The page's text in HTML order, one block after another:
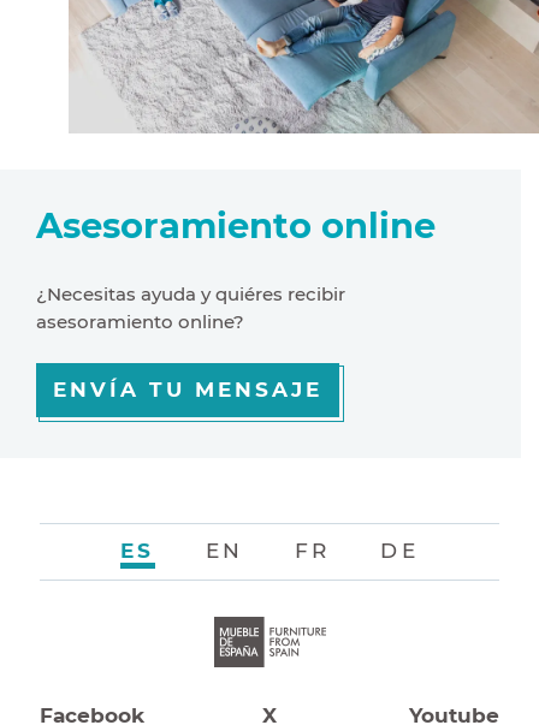
Asesoramiento online
¿Necesitas ayuda y quiéres recibir
asesoramiento online?
ENVÍA TU MENSAJE
Facebook X Youtube
ES EN FR DE